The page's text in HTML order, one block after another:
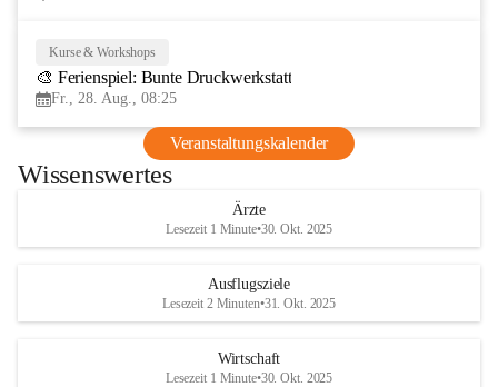
Kurse & Workshops
🎨 Ferienspiel: Bunte Druckwerkstatt
Fr., 28. Aug., 08:25
Veranstaltungskalender
Wissenswertes
Ärzte
Lesezeit 1 Minute•30. Okt. 2025
Ausflugsziele
Lesezeit 2 Minuten•31. Okt. 2025
Wirtschaft
Lesezeit 1 Minute•30. Okt. 2025